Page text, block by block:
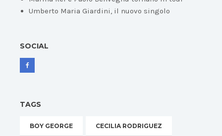
Umberto Maria Giardini, il nuovo singolo
SOCIAL
TAGS
BOY GEORGE CECILIA RODRIGUEZ